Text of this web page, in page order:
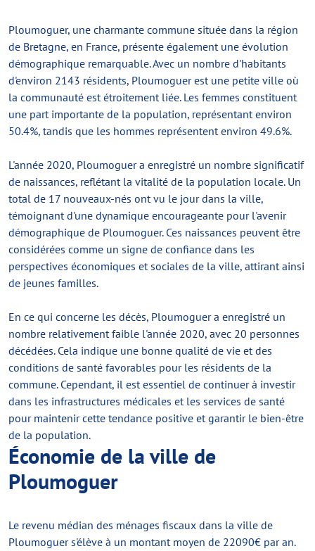
Ploumoguer, une charmante commune située dans la région
de Bretagne, en France, présente également une évolution
démographique remarquable. Avec un nombre d'habitants
d'environ 2143 résidents, Ploumoguer est une petite ville où
la communauté est étroitement liée. Les femmes constituent
une part importante de la population, représentant environ
50.4%, tandis que les hommes représentent environ 49.6%.
L'année 2020, Ploumoguer a enregistré un nombre significatif
de naissances, reflétant la vitalité de la population locale. Un
total de 17 nouveaux-nés ont vu le jour dans la ville,
témoignant d'une dynamique encourageante pour l'avenir
démographique de Ploumoguer. Ces naissances peuvent être
considérées comme un signe de confiance dans les
perspectives économiques et sociales de la ville, attirant ainsi
de jeunes familles.
En ce qui concerne les décès, Ploumoguer a enregistré un
nombre relativement faible l'année 2020, avec 20 personnes
décédées. Cela indique une bonne qualité de vie et des
conditions de santé favorables pour les résidents de la
commune. Cependant, il est essentiel de continuer à investir
dans les infrastructures médicales et les services de santé
pour maintenir cette tendance positive et garantir le bien-être
de la population.
Économie de la ville de
Ploumoguer
Le revenu médian des ménages fiscaux dans la ville de
Ploumoguer s'élève à un montant moyen de 22090€ par an.